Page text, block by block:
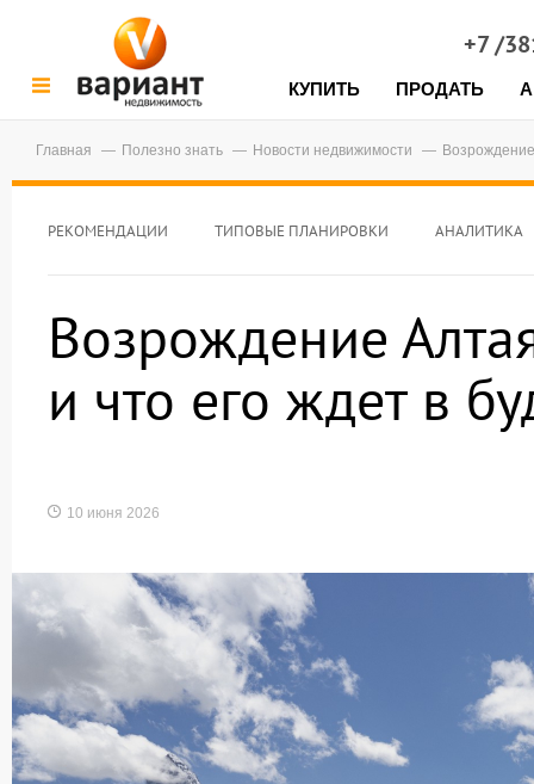
+7 /
КУПИТЬ ПРОДАТЬ
Главная Полезно знать Новости недвижимости
РЕКОМЕНДАЦИИ ТИПОВЫЕ ПЛАНИРОВКИ АНАЛИТИКА
Возрождение
и что его ждет в
10 июня 2026